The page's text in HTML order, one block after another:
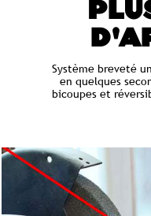
Système breveté
en quelques
bicoupes et